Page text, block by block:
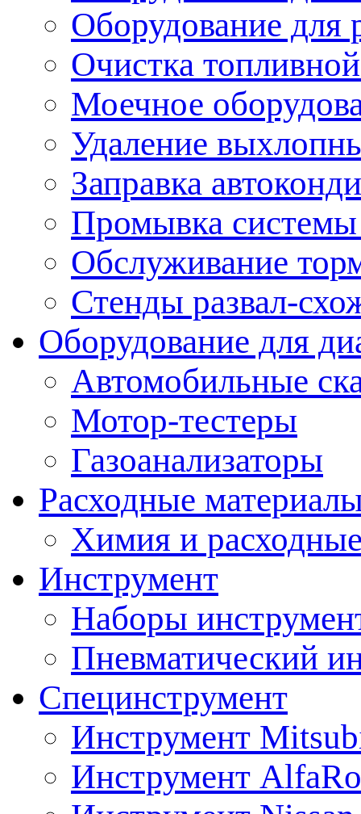
Оборудование для
Очистка
Моечное
Удаление
Заправка
Промывка
Обслуживание
Стенды развал-
Оборудование для
Автомобильные
Мотор-тестеры
Газоанализаторы
Расходные
Химия и
Инструмент
Наборы
Пневматический
Специнструмент
Инструмент
Инструмент